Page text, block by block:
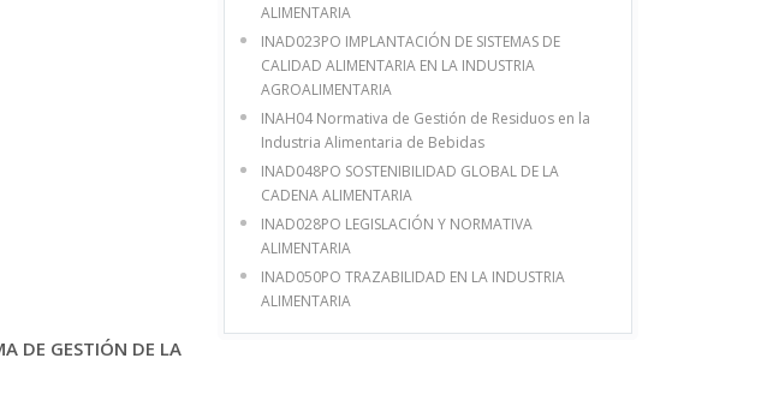
DE GESTIÓN DE LA
ALIMENTARIA
INAD023PO IMPLANTACIÓN DE SISTEMAS DE
CALIDAD ALIMENTARIA EN LA INDUSTRIA
AGROALIMENTARIA
INAH04 Normativa de Gestión de Residuos en la
Industria Alimentaria de Bebidas
INAD048PO SOSTENIBILIDAD GLOBAL DE LA
CADENA ALIMENTARIA
INAD028PO LEGISLACIÓN Y NORMATIVA
ALIMENTARIA
INAD050PO TRAZABILIDAD EN LA INDUSTRIA
ALIMENTARIA